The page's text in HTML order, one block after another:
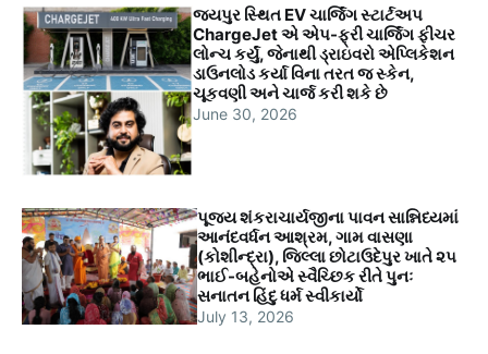
જયપુર સ્થિત EV ચાર્જિંગ સ્ટાર્ટઅપ
ChargeJet એ એપ-ફ્રી ચાર્જિંગ ફીચર
લોન્ચ કર્યું, જેનાથી ડ્રાઇવરો એપ્લિકેશન
ડાઉનલોડ કર્યા વિના તરત જ સ્કેન,
ચૂકવણી અને ચાર્જ કરી શકે છે
June 30, 2026
પૂજ્ય શંકરાચાર્યજીના પાવન સાન્નિધ્યમાં
આનંદવર્ધન આશ્રમ, ગામ વાસણા
(કોશીન્દ્રા), જિલ્લા છોટાઉદેપુર ખાતે ૨૫
ભાઈ-બહેનોએ સ્વૈચ્છિક રીતે પુનઃ
સનાતન હિંદુ ધર્મ સ્વીકાર્યો
July 13, 2026